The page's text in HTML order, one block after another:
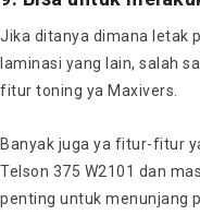
Jika ditanya dimana letak
laminasi yang lain, salah
fitur toning ya Maxivers.
Banyak juga ya fitur-fitur
Telson 375 W2101 dan
penting untuk menunjang